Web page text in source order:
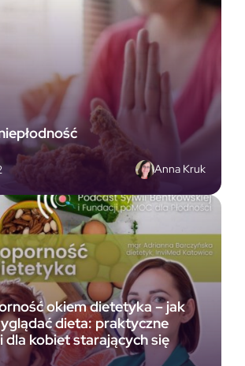
Anna Kruk
okiem dietetyka – jak
dieta: praktyczne
dla kobiet starających się